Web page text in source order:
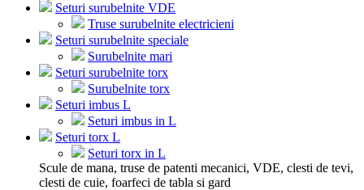
Seturi surubelnite VDE
Truse surubelnite electricieni
Seturi surubelnite speciale
Surubelnite mari
Seturi surubelnite torx
Surubelnite torx
Seturi imbus L
Seturi imbus in L
Seturi torx L
Seturi torx in L
Scule de mana, truse de patenti mecanici, VDE, clesti de tevi,
clesti de cuie, foarfeci de tabla si gard